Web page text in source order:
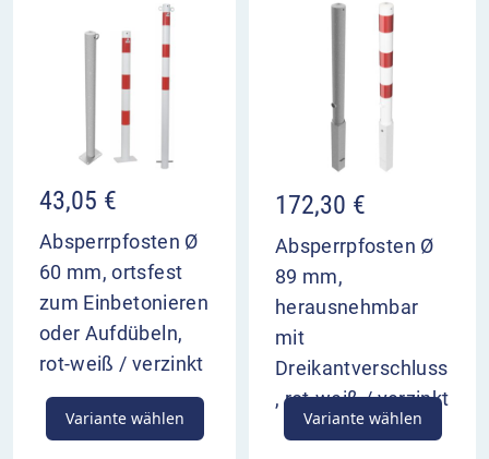
43,05 €
Absperrpfosten Ø
60 mm, ortsfest
zum Einbetonieren
oder Aufdübeln,
rot-weiß / verzinkt
Variante wählen
172,30 €
Absperrpfosten Ø
89 mm,
herausnehmbar
mit
Dreikantverschluss
, rot-weiß / verzinkt
Variante wählen